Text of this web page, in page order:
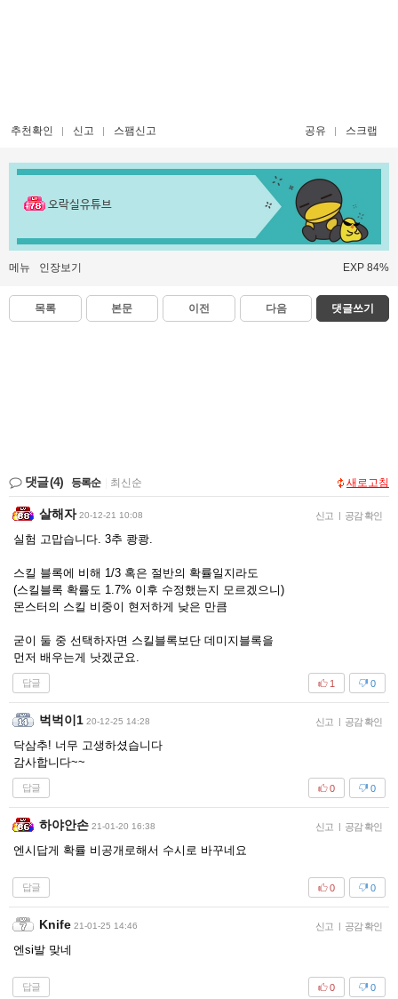
추천확인 신고 스팸신고 공유 스크랩
오락실유튜브
메뉴 인장보기 EXP 84%
목록 본문 이전 다음 댓글쓰기
댓글(4) 등록순 최신순 새로고침
살해자 20-12-21 10:08 신고 | 공감 확인
실험 고맙습니다. 3추 쾅쾅.
스킬 블록에 비해 1/3 혹은 절반의 확률일지라도
(스킬블록 확률도 1.7% 이후 수정했는지 모르겠으니)
몬스터의 스킬 비중이 현저하게 낮은 만큼
굳이 둘 중 선택하자면 스킬블록보단 데미지블록을
먼저 배우는게 낫겠군요.
답글 0
1
벅벅이1 20-12-25 14:28 신고 | 공감 확인
닥삼추! 너무 고생하셨습니다
감사합니다~~
답글 0
0
하야안손 21-01-20 16:38 신고 | 공감 확인
엔시답게 확률 비공개로해서 수시로 바꾸네요
답글 0
0
Knife 21-01-25 14:46 신고 | 공감 확인
엔si발 맞네
답글 0
0